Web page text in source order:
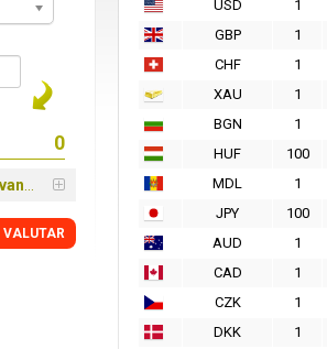
USD
1
GBP
1
CHF
1
XAU
1
BGN
1
HUF
100
MDL
1
JPY
100
AUD
1
CAD
1
CZK
1
DKK
1
VALUTAR